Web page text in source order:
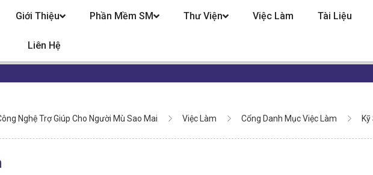
Giới Thiệu Phần Mềm SM Thư Viện Việc Làm Tài Liệu
Liên Hệ
Nghệ Trợ Giúp Cho Người Mù Sao Mai Việc Làm Cổng Danh Mục Việc Làm